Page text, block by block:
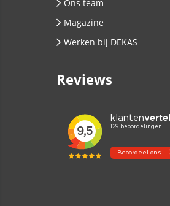
Ons team
Magazine
Werken bij DEKAS
Reviews